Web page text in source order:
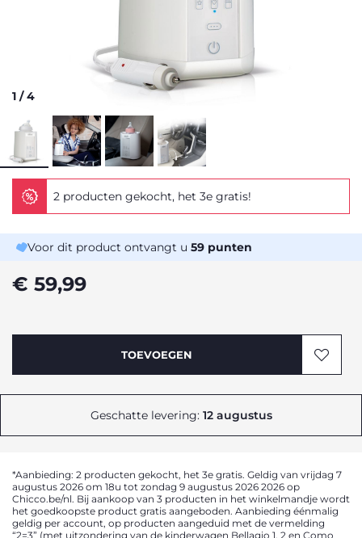
1 /4
2 producten gekocht, het 3e gratis!
Voor dit product ontvangt u 59 punten
€ 59,99
TOEVOEGEN
Geschatte levering: 12 augustus
*Aanbieding: 2 producten gekocht, het 3e gratis. Geldig van vrijdag 7
augustus 2026 om 18u tot zondag 9 augustus 2026 2026 op
Chicco.be/nl. Bij aankoop van 3 producten in het winkelmandje wordt
het goedkoopste product gratis aangeboden. Aanbieding éénmalig
geldig per account, op producten aangeduid met de vermelding
“2=3” (met uitzondering van de kinderwagen Bellagio 1, 2 en Como